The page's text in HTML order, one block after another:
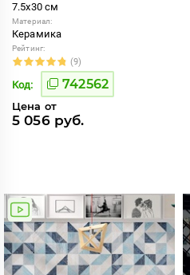
7.5x30 см
Материал:
Керамика
Рейтинг:
(9)
Код: 742562
Цена от
5 056 руб.